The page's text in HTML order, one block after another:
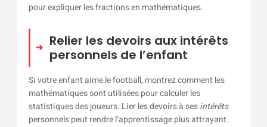
pour expliquer les fractions en mathématiques.
Relier les devoirs aux intérêts
personnels de l’enfant
Si votre enfant aime le football, montrez comment les
mathématiques sont utilisées pour calculer les
statistiques des joueurs. Lier les devoirs à sesintérêts
personnels peut rendre l’apprentissage plus attrayant.